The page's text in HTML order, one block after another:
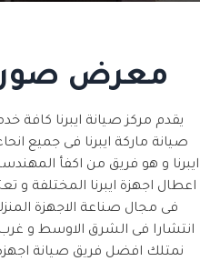
معرض صور
يقدم مركز صيانة ايبرنا كافة
صيانة ماركة ايبرنا فى جميع
ايبرنا و هو فريق من اكفأ
اعطال اجهزة ايبرنا المختلفة و
فى مجال صناعة الاجهزة
انتشارا فى الشرق الاوسط و غرب
نمتلك افضل فريق صيانة اجهزة